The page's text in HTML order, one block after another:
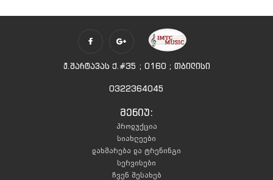
ჟ.შარტავას ქ.#35 ; 0160 ; თბილისი
0322364045
მენიუ:
პროდუქცია
სიახლეები
დახმარება და ტრენინგი
სერვისები
ჩვენ შესახებ